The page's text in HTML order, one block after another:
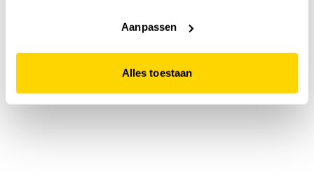
website niet optimaal functioneert.
Aanpassen
Alles toestaan